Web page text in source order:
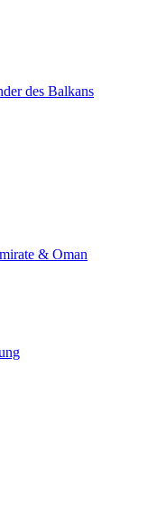
des Balkans
& Oman